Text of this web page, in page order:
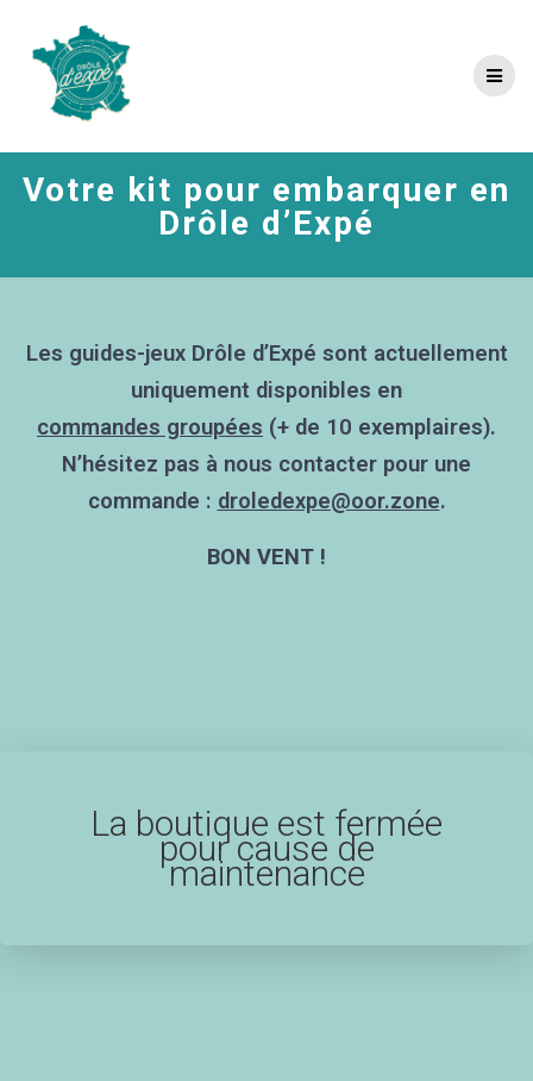
Votre kit pour embarquer en
Drôle d’Expé
Les guides-jeux Drôle d’Expé sont actuellement
uniquement disponibles en
commandes groupées (+ de 10 exemplaires).
N’hésitez pas à nous contacter pour une
commande : droledexpe@oor.zone.
BON VENT !
La boutique est fermée
pour cause de
maintenance